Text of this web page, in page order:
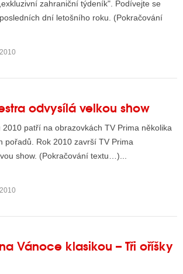
zahraniční týdeník". Podívejte se
dní letošního roku. (Pokračování
odvysílá velkou show
patří na obrazovkách TV Prima několika
pořadů. Rok 2010 završí TV Prima
show. (Pokračování textu…)...
Vánoce klasikou – Tři oříšky